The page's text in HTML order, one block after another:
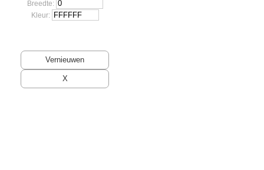
Breedte:
Kleur: